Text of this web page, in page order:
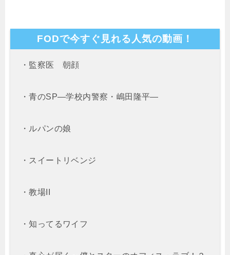
FODで今すぐ見れる人気の動画！
・監察医 朝顔
・青のSP―学校内警察・嶋田隆平―
・ルパンの娘
・スイートリベンジ
・教場II
・知ってるワイフ